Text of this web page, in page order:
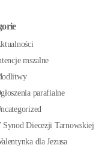
mszalne
parafialne
Synod Diecezji Tarnowskiej
dla Jezusa